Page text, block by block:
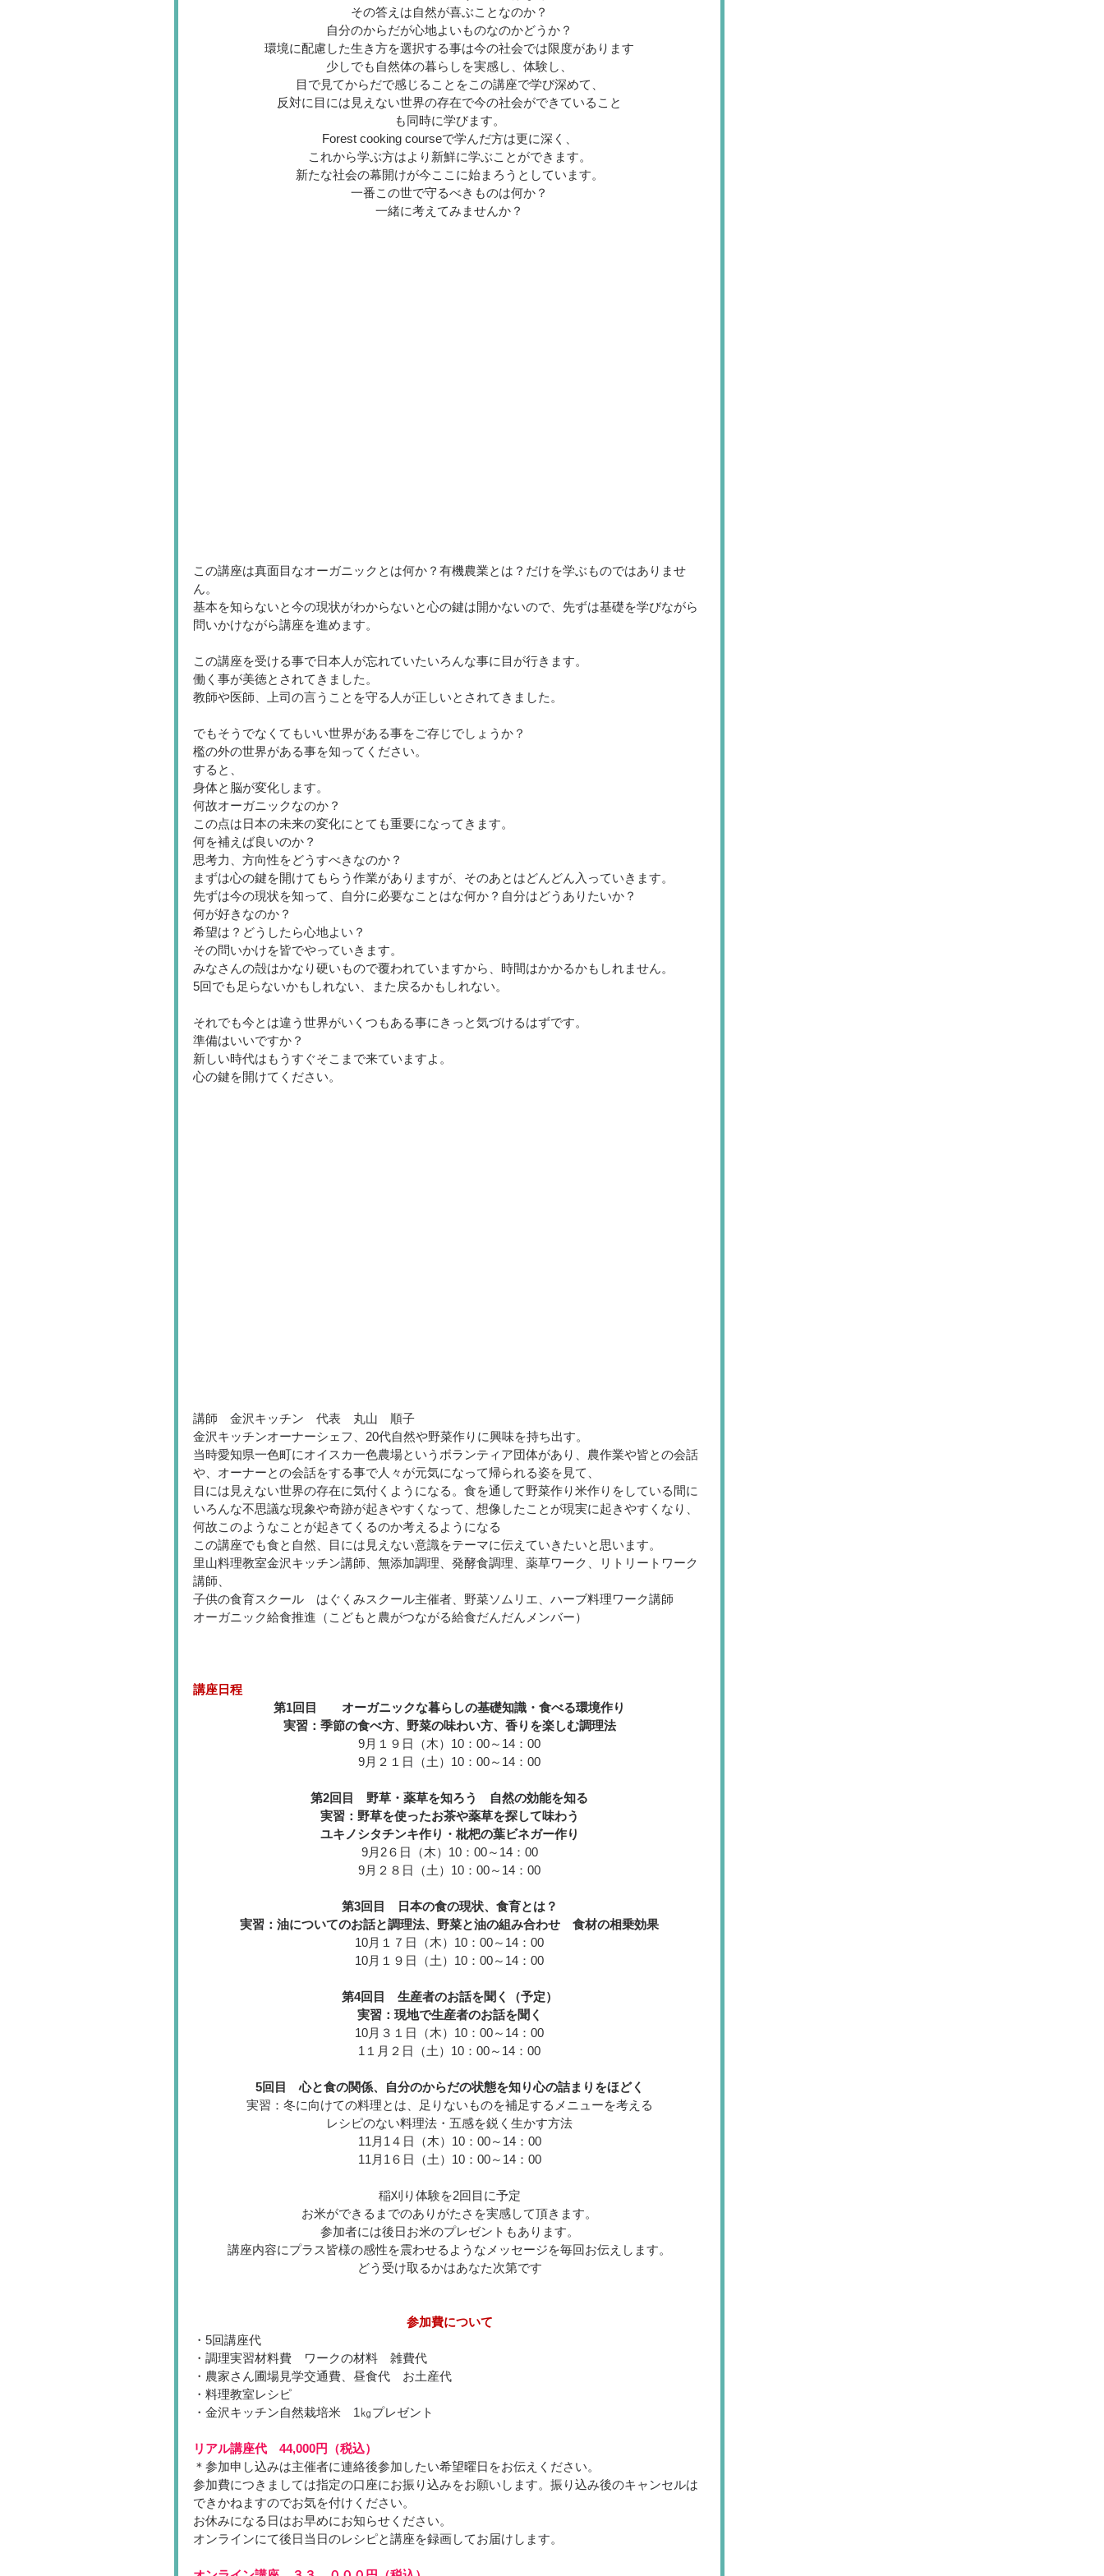
その答えは自然が喜ぶことなのか？
自分のからだが心地よいものなのかどうか？
環境に配慮した生き方を選択する事は今の社会では限度があります
少しでも自然体の暮らしを実感し、体験し、
目で見てからだで感じることをこの講座で学び深めて、
反対に目には見えない世界の存在で今の社会ができていること
も同時に学びます。
Forest cooking courseで学んだ方は更に深く、
これから学ぶ方はより新鮮に学ぶことができます。
新たな社会の幕開けが今ここに始まろうとしています。
一番この世で守るべきものは何か？
一緒に考えてみませんか？
この講座は真面目なオーガニックとは何か？有機農業とは？だけを学ぶものではありませ
ん。
基本を知らないと今の現状がわからないと心の鍵は開かないので、先ずは基礎を学びながら
問いかけながら講座を進めます。
この講座を受ける事で日本人が忘れていたいろんな事に目が行きます。
働く事が美徳とされてきました。
教師や医師、上司の言うことを守る人が正しいとされてきました。
でもそうでなくてもいい世界がある事をご存じでしょうか？
檻の外の世界がある事を知ってください。
すると、
身体と脳が変化します。
何故オーガニックなのか？
この点は日本の未来の変化にとても重要になってきます。
何を補えば良いのか？
思考力、方向性をどうすべきなのか？
まずは心の鍵を開けてもらう作業がありますが、そのあとはどんどん入っていきます。
先ずは今の現状を知って、自分に必要なことはな何か？自分はどうありたいか？
何が好きなのか？
希望は？どうしたら心地よい？
その問いかけを皆でやっていきます。
みなさんの殻はかなり硬いもので覆われていますから、時間はかかるかもしれません。
5回でも足らないかもしれない、また戻るかもしれない。
それでも今とは違う世界がいくつもある事にきっと気づけるはずです。
準備はいいですか？
新しい時代はもうすぐそこまで来ていますよ。
心の鍵を開けてください。
講師　金沢キッチン　代表　丸山　順子
金沢キッチンオーナーシェフ、20代自然や野菜作りに興味を持ち出す。
当時愛知県一色町にオイスカ一色農場というボランティア団体があり、農作業や皆との会話
や、オーナーとの会話をする事で人々が元気になって帰られる姿を見て、
目には見えない世界の存在に気付くようになる。食を通して野菜作り米作りをしている間に
いろんな不思議な現象や奇跡が起きやすくなって、想像したことが現実に起きやすくなり、
何故このようなことが起きてくるのか考えるようになる
この講座でも食と自然、目には見えない意識をテーマに伝えていきたいと思います。
里山料理教室金沢キッチン講師、無添加調理、発酵食調理、薬草ワーク、リトリートワーク
講師、
子供の食育スクール　はぐくみスクール主催者、野菜ソムリエ、ハーブ料理ワーク講師
オーガニック給食推進（こどもと農がつながる給食だんだんメンバー）
講座日程
第1回目
オーガニックな暮らしの基礎知識・食べる環境作り
実習：季節の食べ方、野菜の味わい方、香りを楽しむ調理法
9月１９日（木）10：00～14：00
9月２１日（土）10：00～14：00
第2回目　野草・薬草を知ろう　自然の効能を知る
実習：野草を使ったお茶や薬草を探して味わう
ユキノシタチンキ作り・枇杷の葉ビネガー作り
9月2６日（木）10：00～14：00
9月２８日（土）10：00～14：00
第3回目　日本の食の現状、食育とは？
実習：油についてのお話と調理法、野菜と油の組み合わせ　食材の相乗効果
10月１７日（木）10：00～14：00
10月１９日（土）10：00～14：00
第4回目　生産者のお話を聞く（予定）
実習：現地で生産者のお話を聞く
10月３１日（木）10：00～14：00
1１月２日（土）10：00～14：00
5回目　心と食の関係、自分のからだの状態を知り心の詰まりをほどく
実習：冬に向けての料理とは、足りないものを補足するメニューを考える
レシピのない料理法・五感を鋭く生かす方法
11月1４日（木）10：00～14：00
11月1６日（土）10：00～14：00
稲刈り体験を2回目に予定
お米ができるまでのありがたさを実感して頂きます。
参加者には後日お米のプレゼントもあります。
講座内容にプラス皆様の感性を震わせるようなメッセージを毎回お伝えします。
どう受け取るかはあなた次第です
参加費について
・5回講座代
・調理実習材料費　ワークの材料　雑費代
・農家さん圃場見学交通費、昼食代　お土産代
・料理教室レシピ
・金沢キッチン自然栽培米　1㎏プレゼント
リアル講座代　44,000円（税込）
＊参加申し込みは主催者に連絡後参加したい希望曜日をお伝えください。
参加費につきましては指定の口座にお振り込みをお願いします。振り込み後のキャンセルは
できかねますのでお気を付けください。
お休みになる日はお早めにお知らせください。
オンラインにて後日当日のレシピと講座を録画してお届けします。